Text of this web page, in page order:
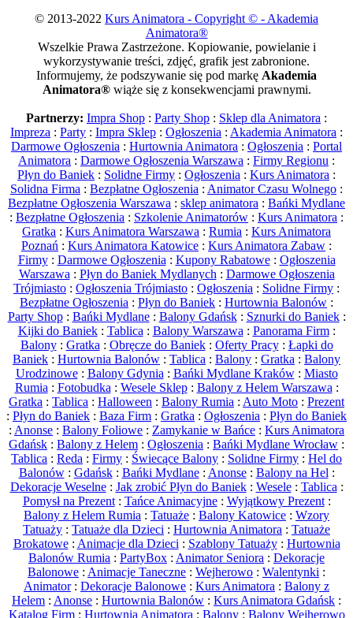
© 2013-2022 Kurs Animatora - Copyright © - Akademia
Animatora®
Wszelkie Prawa Zastrzeżone. Kopiowanie, powielanie i
wykorzystywanie treści, zdjęć, grafik jest zabronione.
Informujemy, że podszywanie się pod markę Akademia
Animatora®wiąże się z konsekwencjami prawnymi.
Partnerzy: Impra Shop : Party Shop : Sklep dla Animatora :
Impreza : Party : Impra Sklep : Ogłoszenia : Akademia Animatora :
Darmowe Ogłoszenia : Hurtownia Animatora : Ogłoszenia : Portal
Animatora : Darmowe Ogłoszenia Warszawa : Firmy Regionu :
Płyn do Baniek : Solidne Firmy : Ogłoszenia : Kurs Animatora :
Solidna Firma : Bezpłatne Ogłoszenia : Animator Czasu Wolnego :
Bezpłatne Ogłoszenia Warszawa : sklep animatora : Bańki Mydlane
: Bezpłatne Ogłoszenia : Szkolenie Animatorów : Kurs Animatora :
Gratka : Kurs Animatora Warszawa : Rumia : Kurs Animatora
Poznań : Kurs Animatora Katowice : Kurs Animatora Zabaw :
Firmy: Darmowe Ogłoszenia : Kupony Rabatowe: Ogłoszenia
Warszawa : Płyn do Baniek Mydlanych : Darmowe Ogłoszenia
Trójmiasto : Ogłoszenia Trójmiasto : Ogłoszenia : Solidne Firmy :
Bezpłatne Ogłoszenia : Płyn do Baniek : Hurtownia Balonów :
Party Shop: Bańki Mydlane: Balony Gdańsk: Sznurki do Baniek:
Kijki do Baniek: Tablica : Balony Warszawa : Panorama Firm:
Balony: Gratka : Obręcze do Baniek: Oferty Pracy: Łapki do
Baniek : Hurtownia Balonów : Tablica : Balony : Gratka : Balony
Urodzinowe: Balony Gdynia : Bańki Mydlane Kraków: Miasto
Rumia : Fotobudka : Wesele Sklep: Balony z Helem Warszawa :
Gratka : Tablica : Halloween : Balony Rumia : Auto Moto : Prezent
: Płyn do Baniek : Baza Firm : Gratka : Ogłoszenia : Płyn do Baniek
: Anonse : Balony Foliowe : Zamykanie w Bańce : Kurs Animatora
Gdańsk : Balony z Helem : Ogłoszenia : Bańki Mydlane Wrocław :
Tablica : Reda : Firmy : Świecące Balony : Solidne Firmy : Hel do
Balonów: Gdańsk: Bańki Mydlane: Anonse: Balony na Hel :
Dekoracje Weselne: Jak zrobić Płyn do Baniek: Wesele: Tablica :
Pomysł na Prezent: Tańce Animacyjne: Wyjątkowy Prezent:
Balony z Helem Rumia : Tatuaże : Balony Katowice : Wzory
Tatuaży : Tatuaże dla Dzieci : Hurtownia Animatora : Tatuaże
Brokatowe: Animacje dla Dzieci : Szablony Tatuaży: Hurtownia
Balonów Rumia : PartyBox : Animator Seniora : Dekoracje
Balonowe : Animacje Taneczne : Wejherowo : Walentynki :
Animator: Dekoracje Balonowe : Kurs Animatora : Balony z
Helem : Anonse : Hurtownia Balonów : Kurs Animatora Gdańsk :
Katalog Firm: Hurtownia Animatora : Balony: Balony Wejherowo